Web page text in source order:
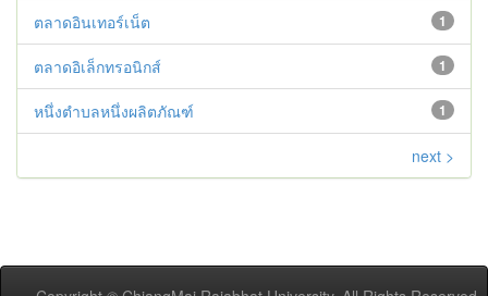
1
ตลาดอินเทอร์เน็ต
1
ตลาดอิเล็กทรอนิกส์
1
หนึ่งตำบลหนึ่งผลิตภัณฑ์
next >